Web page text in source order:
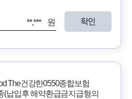
**,*** 원 확인
The건강한0550종합보험
(납입후 해약환급금지급형의